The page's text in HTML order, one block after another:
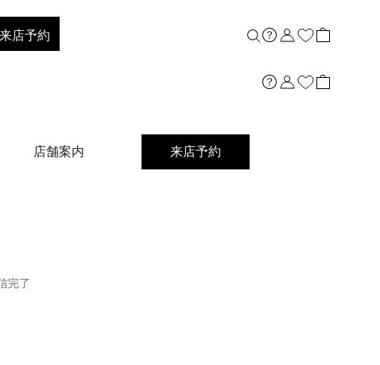
店舗案内
店舗案内 来店予約
来店予約
完了